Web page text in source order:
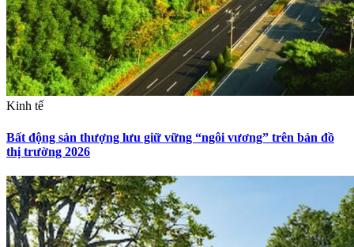
Kinh tế
Bất động sản thượng lưu giữ vững “ngôi vương” trên bản đồ
thị trường 2026